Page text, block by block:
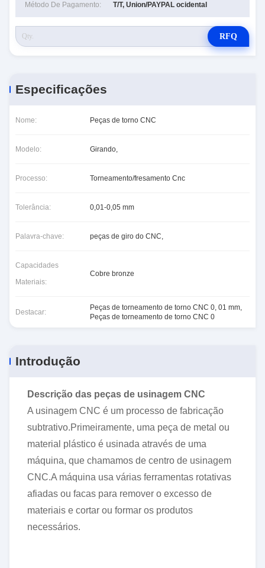
Método De Pagamento: T/T, Union/PAYPAL ocidental
RFQ
Especificações
Nome: Peças de torno CNC
Modelo: Girando,
Processo: Torneamento/fresamento Cnc
Tolerância: 0,01-0,05 mm
Palavra-chave: peças de giro do CNC,
Capacidades
Materiais:
Cobre bronze
Destacar:
Peças de torneamento de torno CNC 0, 01 mm,
Peças de torneamento de torno CNC 0
Introdução
Descrição das peças de usinagem CNC
A usinagem CNC é um processo de fabricação
subtrativo.Primeiramente, uma peça de metal ou
material plástico é usinada através de uma
máquina, que chamamos de centro de usinagem
CNC.A máquina usa várias ferramentas rotativas
afiadas ou facas para remover o excesso de
materiais e cortar ou formar os produtos
necessários.